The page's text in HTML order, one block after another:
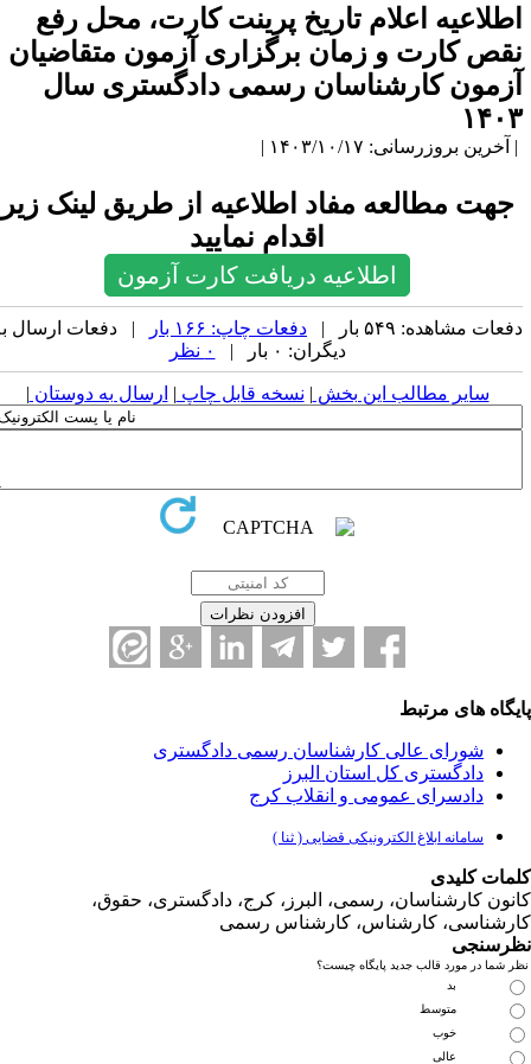
اعلام تاریخ پرینت کارت، محل رفع
کارت و زمان‌ برگزاری آزمون متقاضیان
کارشناسان رسمی دادگستری سال
بروزرسانی: ۱۴۰۳/۱۰/۱۷ |
جهت مطالعه مفاد اطلاعیه از طریق لینک زیر
اقدام نمایید
اطلاعیه دریافت کارت آزمون
مشاهده: ۵۴۹ بار | دفعات چاپ: ۱۶۶ بار
| دفعات ارسال به
دیگران: ۰ بار |
سایر مطالب این بخش | نسخه قابل چاپ| ارسال به دوستان|
های مرتبط
شورای عالی کارشناسان رسمی دادگستری
دادگستری کل استان البرز
دادسرای عمومی و انقلاب کرج
سامانه ابلاغ الکترونیکی قضایی ( ثنا )
کلیدی
کارشناسان، رسمی، البرز، کرج، دادگستری، حقوق،
کارشناس، کارشناس رسمی
شما در مورد قالب جدید پایگاه چیست؟
متوسط
خوب
عالی